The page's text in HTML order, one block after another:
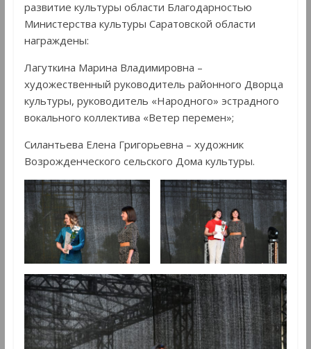
развитие культуры области Благодарностью
Министерства культуры Саратовской области
награждены:
Лагуткина Марина Владимировна –
художественный руководитель районного Дворца
культуры, руководитель «Народного» эстрадного
вокального коллектива «Ветер перемен»;
Силантьева Елена Григорьевна – художник
Возрожденческого сельского Дома культуры.